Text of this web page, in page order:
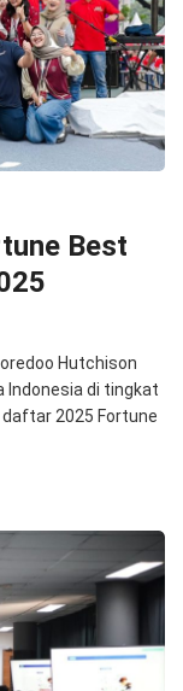
Best
Hutchison
Indonesia di tingkat
2025 Fortune